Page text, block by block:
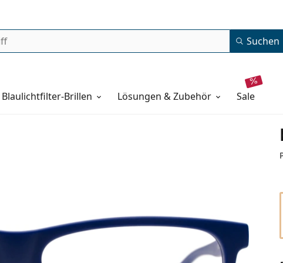
Suchen
Blaulichtfilter-Brillen Lösungen & Zubehör sale